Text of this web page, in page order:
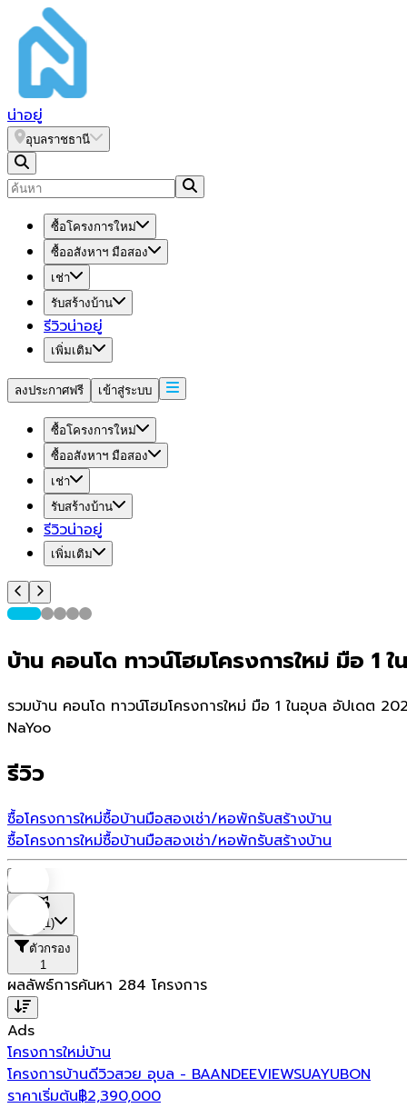
น่าอยู่
อุบลราชธานี
ซื้อโครงการใหม่
ซื้ออสังหาฯ มือสอง
เช่า
รับสร้างบ้าน
รีวิวน่าอยู่
เพิ่มเติม
ลงประกาศฟรี เข้าสู่ระบบ
ซื้อโครงการใหม่
ซื้ออสังหาฯ มือสอง
เช่า
รับสร้างบ้าน
รีวิวน่าอยู่
เพิ่มเติม
บ้าน คอนโด ทาวน์โฮมโครงการใหม่ มือ 1
รวมบ้าน คอนโด ทาวน์โฮมโครงการใหม่ มือ 1 ในอุบล อัปเดต
NaYoo
รีวิว
ซื้อโครงการใหม่ซื้อบ้านมือสองเช่า/หอพักรับสร้างบ้าน
ซื้อโครงการใหม่ซื้อบ้านมือสองเช่า/หอพักรับสร้างบ้าน
(1)
ตัวกรอง
1
ผลลัพธ์การค้นหา 284 โครงการ
Ads
โครงการใหม่บ้าน
โครงการบ้านดีวิวสวย อุบล - BAANDEEVIEWSUAYUBON
ราคาเริ่มต้น฿2,390,000